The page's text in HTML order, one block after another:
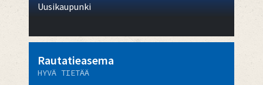
Uusikaupunki
Rautatieasema
HYVÄ TIETÄÄ